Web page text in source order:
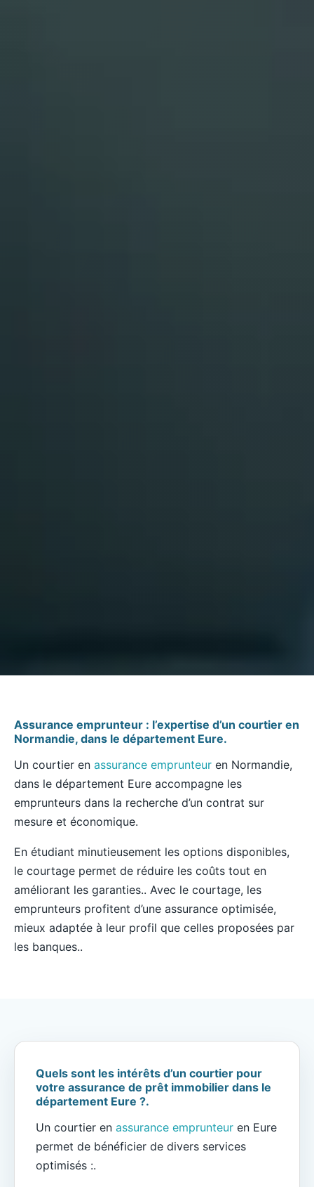
Assurance emprunteur : l’expertise d’un courtier en
Normandie, dans le département Eure.
Un courtier en assurance emprunteur en Normandie,
dans le département Eure accompagne les
emprunteurs dans la recherche d’un contrat sur
mesure et économique.
En étudiant minutieusement les options disponibles,
le courtage permet de réduire les coûts tout en
améliorant les garanties.. Avec le courtage, les
emprunteurs profitent d’une assurance optimisée,
mieux adaptée à leur profil que celles proposées par
les banques..
Quels sont les intérêts d’un courtier pour
votre assurance de prêt immobilier dans le
département Eure ?.
Un courtier en assurance emprunteur en Eure
permet de bénéficier de divers services
optimisés :.